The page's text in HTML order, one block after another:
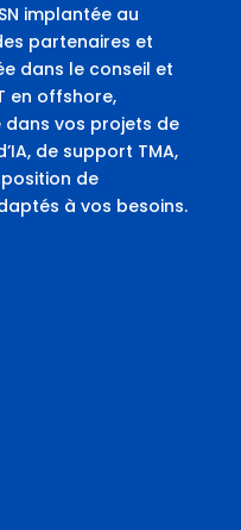
implantée au
partenaires et
dans le conseil et
en offshore,
vos projets de
de support TMA,
de
à vos besoins.